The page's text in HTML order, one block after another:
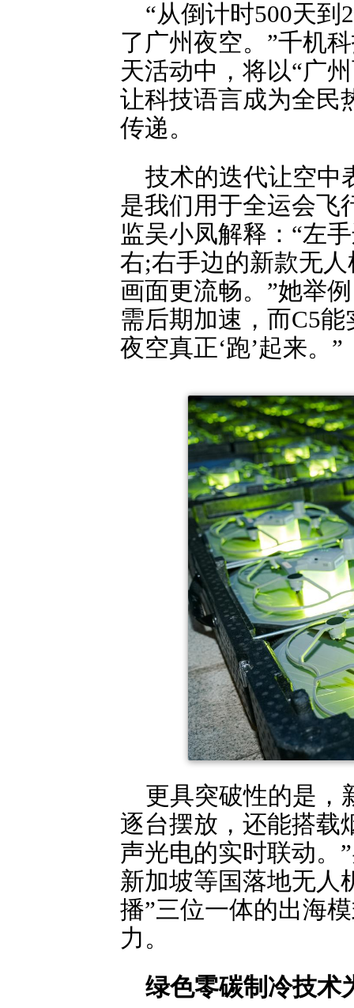
“从倒计时500天
了广州夜空。”千机
天活动中，将以“广
让科技语言成为全民
传递。
技术的迭代让空中
是我们用于全运会飞
监吴小凤解释：“左
右;右手边的新款无
画面更流畅。”她举
需后期加速，而C5
夜空真正‘跑’起来。”
更具突破性的是，
逐台摆放，还能搭载
声光电的实时联动。
新加坡等国落地无人
播”三位一体的出海
力。
绿色零碳制冷技术